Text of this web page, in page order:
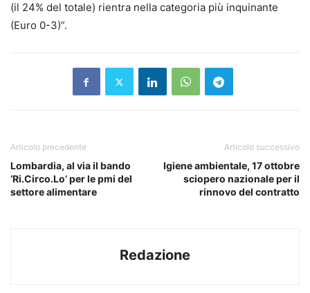
(il 24% del totale) rientra nella categoria più inquinante
(Euro 0-3)”.
Articolo precedente
Lombardia, al via il bando
‘Ri.Circo.Lo’ per le pmi del
settore alimentare
Articolo successivo
Igiene ambientale, 17 ottobre
sciopero nazionale per il
rinnovo del contratto
Redazione